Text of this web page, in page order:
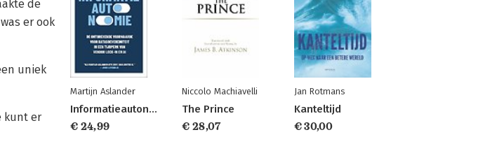
de
er ook
uniek
kunt er
Martijn Aslander
Informatieautonomie
€ 24,99
Niccolo Machiavelli
The Prince
€ 28,07
Jan Rotmans
Kanteltijd
€ 30,00